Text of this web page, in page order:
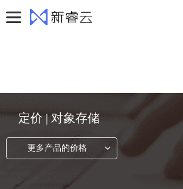
解决方案
在线云电脑
定价 | 对象存储
更多产品的价格